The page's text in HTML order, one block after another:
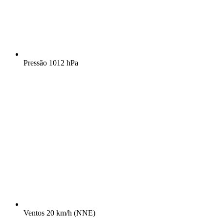
Pressão 1012 hPa
Ventos 20 km/h (NNE)